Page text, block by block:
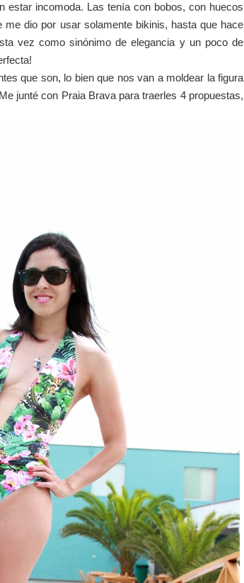
estar incomoda. Las tenía con bobos, con huecos
dio por usar solamente bikinis, hasta que hace
vez como sinónimo de elegancia y un poco de
que son, lo bien que nos van a moldear la figura
junté con Praia Brava para traerles 4 propuestas,